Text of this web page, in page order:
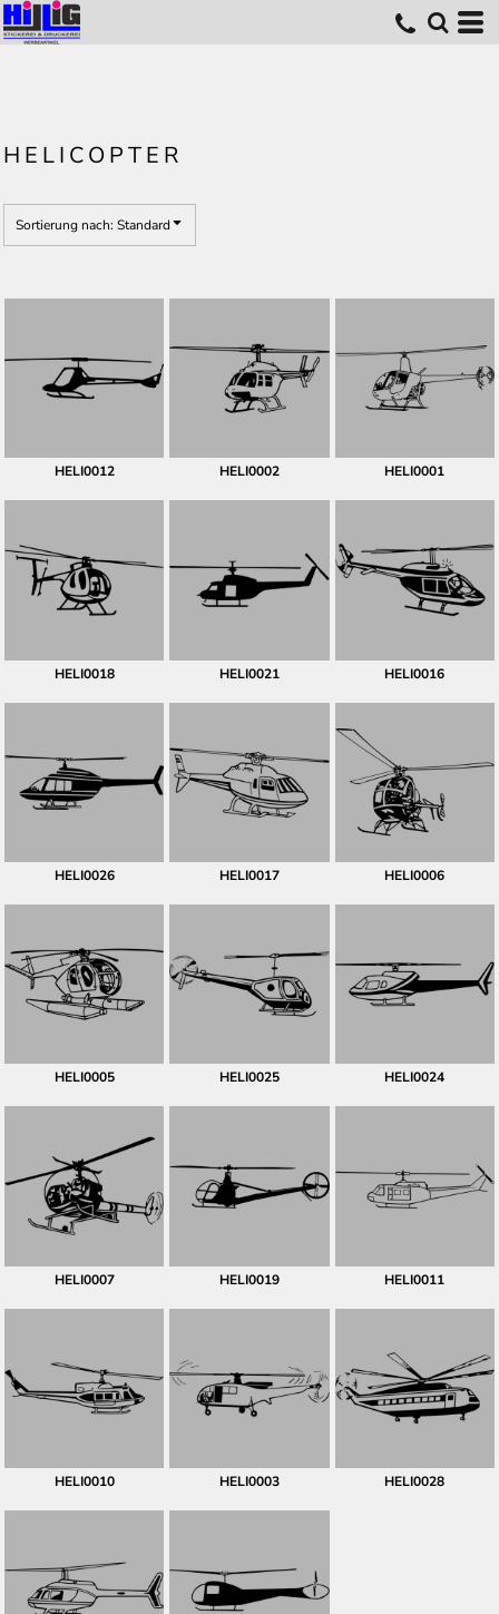
HELICOPTER
Sortierung nach: Standard
HELI0012 HELI0002 HELI0001
HELI0018 HELI0021 HELI0016
HELI0026 HELI0017 HELI0006
HELI0005 HELI0025 HELI0024
HELI0007 HELI0019 HELI0011
HELI0010 HELI0003 HELI0028
Standard